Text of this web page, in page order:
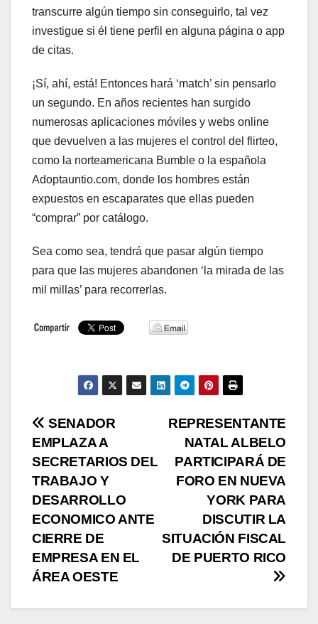
transcurre algún tiempo sin conseguirlo, tal vez
investigue si él tiene perfil en alguna página o app
de citas.
¡Sí, ahí, está! Entonces hará ‘match’ sin pensarlo
un segundo. En años recientes han surgido
numerosas aplicaciones móviles y webs online
que devuelven a las mujeres el control del flirteo,
como la norteamericana Bumble o la española
Adoptauntio.com, donde los hombres están
expuestos en escaparates que ellas pueden
“comprar” por catálogo.
Sea como sea, tendrá que pasar algún tiempo
para que las mujeres abandonen ‘la mirada de las
mil millas’ para recorrerlas.
Navegación
de
entradas
REPRESENTANTE
NATAL ALBELO
PARTICIPARÁ DE
FORO EN NUEVA
YORK PARA
DISCUTIR LA
SITUACIÓN FISCAL
DE PUERTO RICO
SENADOR
EMPLAZA A
SECRETARIOS DEL
TRABAJO Y
DESARROLLO
ECONOMICO ANTE
CIERRE DE
EMPRESA EN EL
ÁREA OESTE